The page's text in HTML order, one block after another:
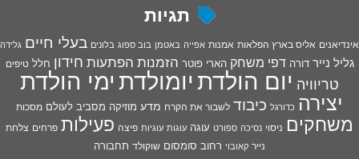
תגיות
אינדיאנים אליס בארץ הפלאות אמנות אפייה באטמן בוב ספוג בלונים בעלי חיים גלידה
גליל נייר דורה דפי משחק הארי פוטר הזמנות הפתעות חידון חלל טיפים
טריוויה יום הולדתיומולדתימי הולדת
יצירה כדורגל כיבוד לשבור את הקרח מדע מוזיקה מסביב לעולם מסכות
משחקים ניסוי נסיכה ספורט עוגה עוגות עוגיות פיצה פעילות פרחים צלחת
נייר קאובוי רחוב סומסום שוקולד תחבורה